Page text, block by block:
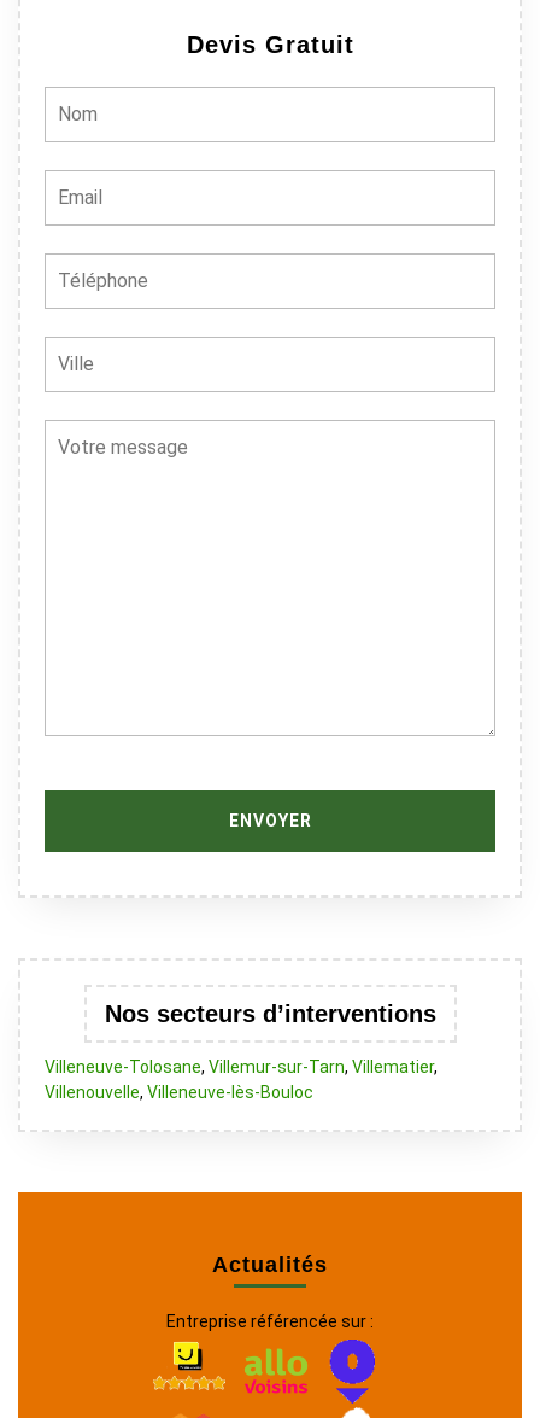
Devis Gratuit
Nos secteurs d’interventions
Villeneuve-Tolosane, Villemur-sur-Tarn, Villematier,
Villenouvelle, Villeneuve-lès-Bouloc
Actualités
Entreprise référencée sur :